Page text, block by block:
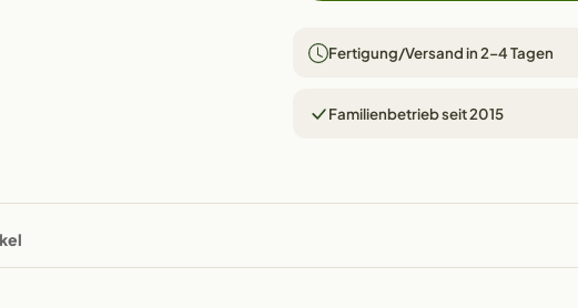
Fertigung/Versand in 2–4 Tagen
Familienbetrieb seit 2015